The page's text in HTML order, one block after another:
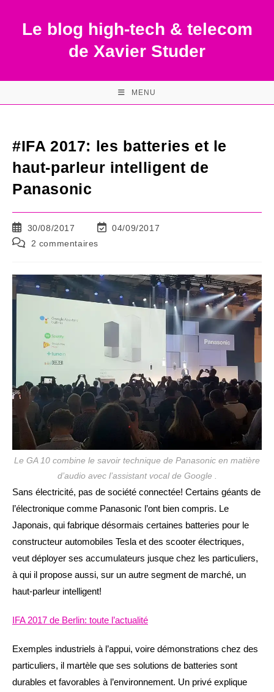
contentLe blog high-tech & telecom
de Xavier Studer
MENU
#IFA 2017: les batteries et le
haut-parleur intelligent de
Panasonic
Publication
publiée :
30/08/2017
Dernière
publication :
04/09/2017
Commentaires
publication :
2 commentaires
Le GA 10 combine le savoir technique de Panasonic en matière
d’audio avec l’assistant vocal de Google .
Sans électricité, pas de société connectée! Certains géants de
l’électronique comme Panasonic l’ont bien compris. Le
Japonais, qui fabrique désormais certaines batteries pour le
constructeur automobiles Tesla et des scooter électriques,
veut déployer ses accumulateurs jusque chez les particuliers,
à qui il propose aussi, sur un autre segment de marché, un
haut-parleur intelligent!
IFA 2017 de Berlin: toute l’actualité
Exemples industriels à l’appui, voire démonstrations chez des
particuliers, il martèle que ses solutions de batteries sont
durables et favorables à l’environnement. Un privé explique